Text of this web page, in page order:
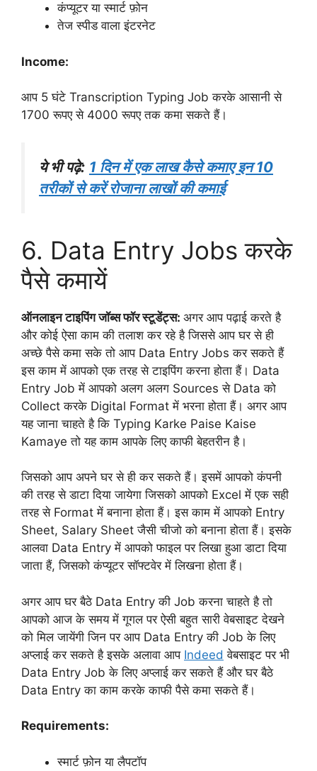
कंप्यूटर या स्मार्ट फ़ोन
तेज स्पीड वाला इंटरनेट
Income:
आप 5 घंटे Transcription Typing Job करके आसानी से
1700 रूपए से 4000 रूपए तक कमा सकते हैं।
ये भी पढ़े: 1 दिन में एक लाख कैसे कमाए इन 10
तरीकों से करें रोजाना लाखों की कमाई
6. Data Entry Jobs करके
पैसे कमायें
ऑनलाइन टाइपिंग जॉब्स फॉर स्टूडेंट्स: अगर आप पढ़ाई करते है
और कोई ऐसा काम की तलाश कर रहे है जिससे आप घर से ही
अच्छे पैसे कमा सके तो आप Data Entry Jobs कर सकते हैं
इस काम में आपको एक तरह से टाइपिंग करना होता हैं। Data
Entry Job में आपको अलग अलग Sources से Data को
Collect करके Digital Format में भरना होता हैं। अगर आप
यह जाना चाहते है कि Typing Karke Paise Kaise
Kamaye तो यह काम आपके लिए काफी बेहतरीन है।
जिसको आप अपने घर से ही कर सकते हैं। इसमें आपको कंपनी
की तरह से डाटा दिया जायेगा जिसको आपको Excel में एक सही
तरह से Format में बनाना होता हैं। इस काम में आपको Entry
Sheet, Salary Sheet जैसी चीजो को बनाना होता हैं। इसके
आलवा Data Entry में आपको फाइल पर लिखा हुआ डाटा दिया
जाता हैं, जिसको कंप्यूटर सॉफ्टवेर में लिखना होता हैं।
अगर आप घर बैठे Data Entry की Job करना चाहते है तो
आपको आज के समय में गूगल पर ऐसी बहुत सारी वेबसाइट देखने
को मिल जायेंगी जिन पर आप Data Entry की Job के लिए
अप्लाई कर सकते है इसके अलावा आप Indeed वेबसाइट पर भी
Data Entry Job के लिए अप्लाई कर सकते हैं और घर बैठे
Data Entry का काम करके काफी पैसे कमा सकते हैं।
Requirements:
स्मार्ट फ़ोन या लैपटॉप